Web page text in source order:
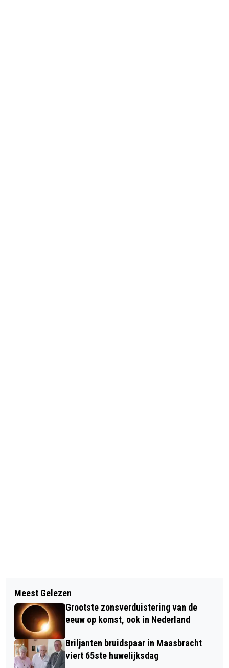
WONEN MET DE MAASPLASSEN IN JE
ACHTERTUIN? DIT IS JE KANS!
VAPEN STEEDS POPULAIRDER ONDER
LIMBURGSE JONGEREN
Meest Gelezen
Grootste zonsverduistering van de
eeuw op komst, ook in Nederland
Briljanten bruidspaar in Maasbracht
viert 65ste huwelijksdag